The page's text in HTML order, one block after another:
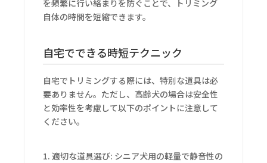
を頻繁に行い絡まりを防ぐことで、トリミング
自体の時間を短縮できます。
自宅でできる時短テクニック
自宅でトリミングする際には、特別な道具は必
要ありません。ただし、高齢犬の場合は安全性
と効率性を考慮して以下のポイントに注意して
ください。
1. 適切な道具選び: シニア犬用の軽量で静音性の